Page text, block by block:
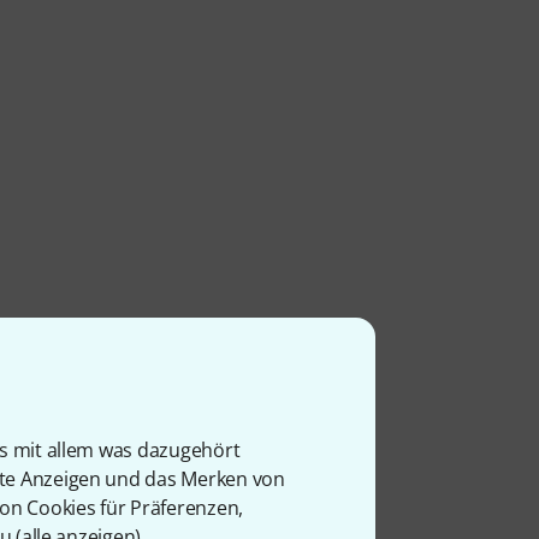
mit allem was dazugehört
Anzeigen und das Merken von
Cookies für Präferenzen,
Klangkörper wie eine
Linie zum elektrisch
eine Dreiband-
sorgt für den
denkbar einfach: